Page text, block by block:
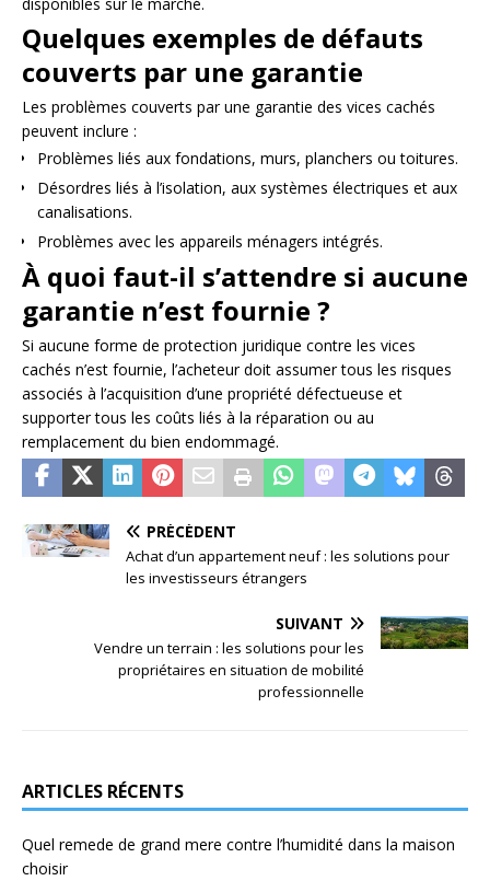
Quelques exemples de défauts
couverts par une garantie
Les problèmes couverts par une garantie des vices cachés
peuvent inclure :
Problèmes liés aux fondations, murs, planchers ou toitures.
Désordres liés à l’isolation, aux systèmes électriques et aux
canalisations.
Problèmes avec les appareils ménagers intégrés.
À quoi faut-il s’attendre si aucune
garantie n’est fournie ?
Si aucune forme de protection juridique contre les vices
cachés n’est fournie, l’acheteur doit assumer tous les risques
associés à l’acquisition d’une propriété défectueuse et
supporter tous les coûts liés à la réparation ou au
remplacement du bien endommagé.
PRÉCÉDENT
Achat d’un appartement neuf : les solutions pour
les investisseurs étrangers
SUIVANT
Vendre un terrain : les solutions pour les
propriétaires en situation de mobilité
professionnelle
ARTICLES RÉCENTS
Quel remede de grand mere contre l’humidité dans la maison
choisir